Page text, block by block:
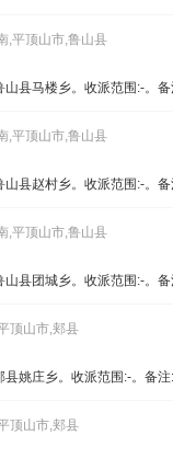
,平顶山市,鲁山县
山县马楼乡。收派范围:-。
,平顶山市,鲁山县
山县赵村乡。收派范围:-。
,平顶山市,鲁山县
山县团城乡。收派范围:-。
顶山市,郏县
县姚庄乡。收派范围:-。备
顶山市,郏县